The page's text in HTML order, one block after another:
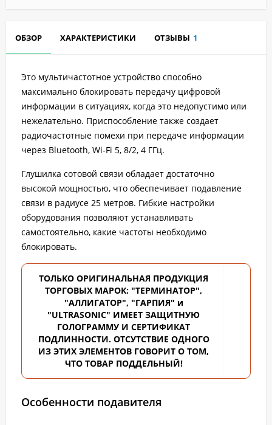
ОБЗОР ХАРАКТЕРИСТИКИ ОТЗЫВЫ 1
Это мультичастотное устройство способно
максимально блокировать передачу цифровой
информации в ситуациях, когда это недопустимо или
нежелательно. Приспособление также создает
радиочастотные помехи при передаче информации
через Bluetooth, Wi-Fi 5, 8/2, 4 ГГц.
Глушилка сотовой связи обладает достаточно
высокой мощностью, что обеспечивает подавление
связи в радиусе 25 метров. Гибкие настройки
оборудования позволяют устанавливать
самостоятельно, какие частоты необходимо
блокировать.
ТОЛЬКО ОРИГИНАЛЬНАЯ ПРОДУКЦИЯ
ТОРГОВЫХ МАРОК: "ТЕРМИНАТОР",
"АЛЛИГАТОР", "ГАРПИЯ" и
"ULTRASONIC" ИМЕЕТ ЗАЩИТНУЮ
ГОЛОГРАММУ И СЕРТИФИКАТ
ПОДЛИННОСТИ. ОТСУТСТВИЕ ОДНОГО
ИЗ ЭТИХ ЭЛЕМЕНТОВ ГОВОРИТ О ТОМ,
ЧТО ТОВАР ПОДДЕЛЬНЫЙ!
Особенности подавителя